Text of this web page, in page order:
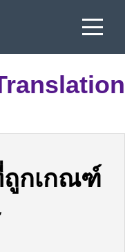
ถูกเกณฑ์